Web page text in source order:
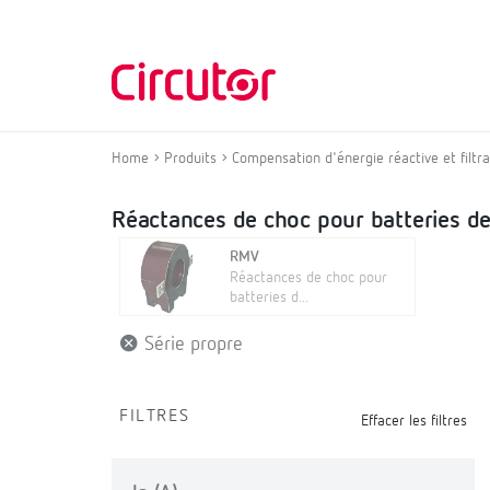
Home Produits Compensation d'énergie réactive et
Réactances de choc pour batteries
RMV
Réactances de choc pour
batteries d...
Série propre
FILTRES Effacer les filtres